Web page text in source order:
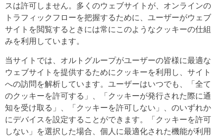
スは許可しません。多くのウェブサイトが、オンラインの
トラフィックフローを把握するために、ユーザーがウェブ
サイトを閲覧するときには常にこのようなクッキーの仕組
みを利用しています。
当サイトでは、オルトグループがユーザーの皆様に最適な
ウェブサイトを提供するためにクッキーを利用し、サイト
への訪問を解析しています。ユーザーはいつでも、「全て
のクッキーを許可する」、「クッキーが発行された際に通
知を受け取る」、「クッキーを許可しない」、のいずれか
にデバイスを設定することができます。「クッキーを許可
しない」を選択した場合、個人に最適化された機能が利用